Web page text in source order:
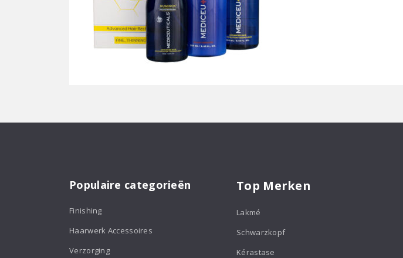
Populaire categorieën
Finishing
Haarwerk Accessoires
Verzorging
Top Merken
Lakmé
Schwarzkopf
Kérastase